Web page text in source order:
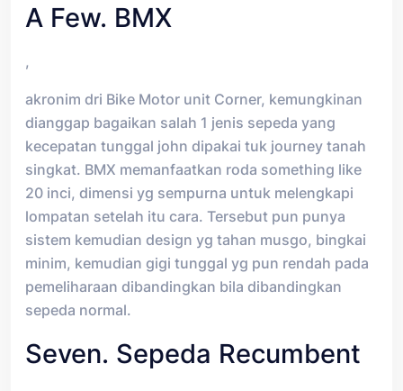
A Few. BMX
,
akronim dri Bike Motor unit Corner, kemungkinan
dianggap bagaikan salah 1 jenis sepeda yang
kecepatan tunggal john dipakai tuk journey tanah
singkat. BMX memanfaatkan roda something like
20 inci, dimensi yg sempurna untuk melengkapi
lompatan setelah itu cara. Tersebut pun punya
sistem kemudian design yg tahan musgo, bingkai
minim, kemudian gigi tunggal yg pun rendah pada
pemeliharaan dibandingkan bila dibandingkan
sepeda normal.
Seven. Sepeda Recumbent